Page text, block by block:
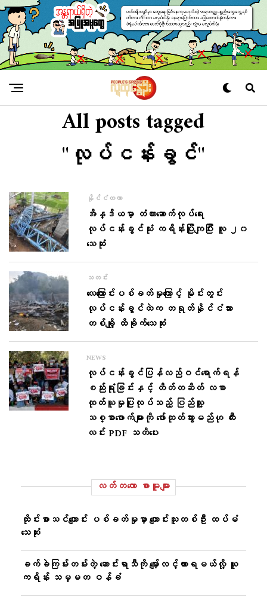
All posts tagged
"လုပ်ငန်းခွင်"
နိုင်ငံတကာ
အိန္ဒိယမှာ တံတားဆောက်လုပ်ရေး
လုပ်ငန်းခွင်သုံး ကရိန်းပြိုကျပြီး လူ ၂၀
သေဆုံး
သတင်း
လေကြောင်းပစ်ခတ်မှုကြောင့် မိုင်းတွင်း
လုပ်ငန်းခွင်ထဲက တရုတ်နိုင်ငံသား
တစ်ချို့ ထိခိုက်သေဆုံး
NEWS
လုပ်ငန်းခွင်ပြန်လည်ဝင်ရောက်ရန်
စည်းရုံးခြင်းနှင့် တိတ်တဆိတ် လစာ
ထုတ်ယူမှုပြုလုပ်သည့် ပြည်သူ့
သစ္စာဖောက်များကို ဖော်ထုတ်သွားမည်ဟု ထီး
လင်း PDF သတိပေး
လတ်တ‌လော စာမူများ
ထိုင်းစာသင်ကျောင်း ပစ်ခတ်မှုမှာ ကျောင်းသူတစ်ဦး ထပ်မံ
သေဆုံး
ခက်ခဲကြမ်းတမ်းတဲ့ ဆောင်းရာသီကို မျှော်လင့်ထားရမယ်လို့ ယူ
ကရိန်း သမ္မတ ဝန်ခံ